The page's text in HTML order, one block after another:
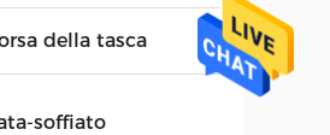
della tasca
soffiato